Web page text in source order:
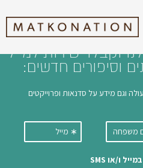
וקבלו ישירות למייל
וסיפורים חדשים: